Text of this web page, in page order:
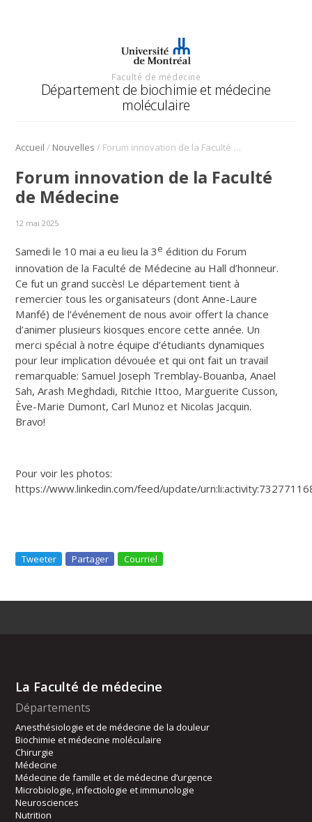
Faculté de médecine
Département de biochimie et médecine
moléculaire
Accueil / Nouvelles / Forum innovation de la Faculté de Médecine
Forum innovation de la Faculté
de Médecine
12 mai 2025
Samedi le 10 mai a eu lieu la 3e édition du Forum
innovation de la Faculté de Médecine au Hall d’honneur.
Ce fut un grand succès! Le département tient à
remercier tous les organisateurs (dont Anne-Laure
Manfé) de l’événement de nous avoir offert la chance
d’animer plusieurs kiosques encore cette année. Un
merci spécial à notre équipe d’étudiants dynamiques
pour leur implication dévouée et qui ont fait un travail
remarquable: Samuel Joseph Tremblay-Bouanba, Anael
Sah, Arash Meghdadi, Ritchie Ittoo, Marguerite Cusson,
Ève-Marie Dumont, Carl Munoz et Nicolas Jacquin.
Bravo!
Pour voir les photos:
https://www.linkedin.com/feed/update/
Tweeter Partager Courriel
La Faculté de médecine
Départements
Anesthésiologie et de médecine de la douleur
Biochimie et médecine moléculaire
Chirurgie
Médecine
Médecine de famille et de médecine d’urgence
Microbiologie, infectiologie et immunologie
Neurosciences
Nutrition